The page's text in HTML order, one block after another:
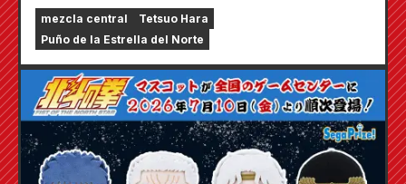
alfombrilla de escritorio"!
mezcla central
Tetsuo Hara
Puño de la Estrella del Norte